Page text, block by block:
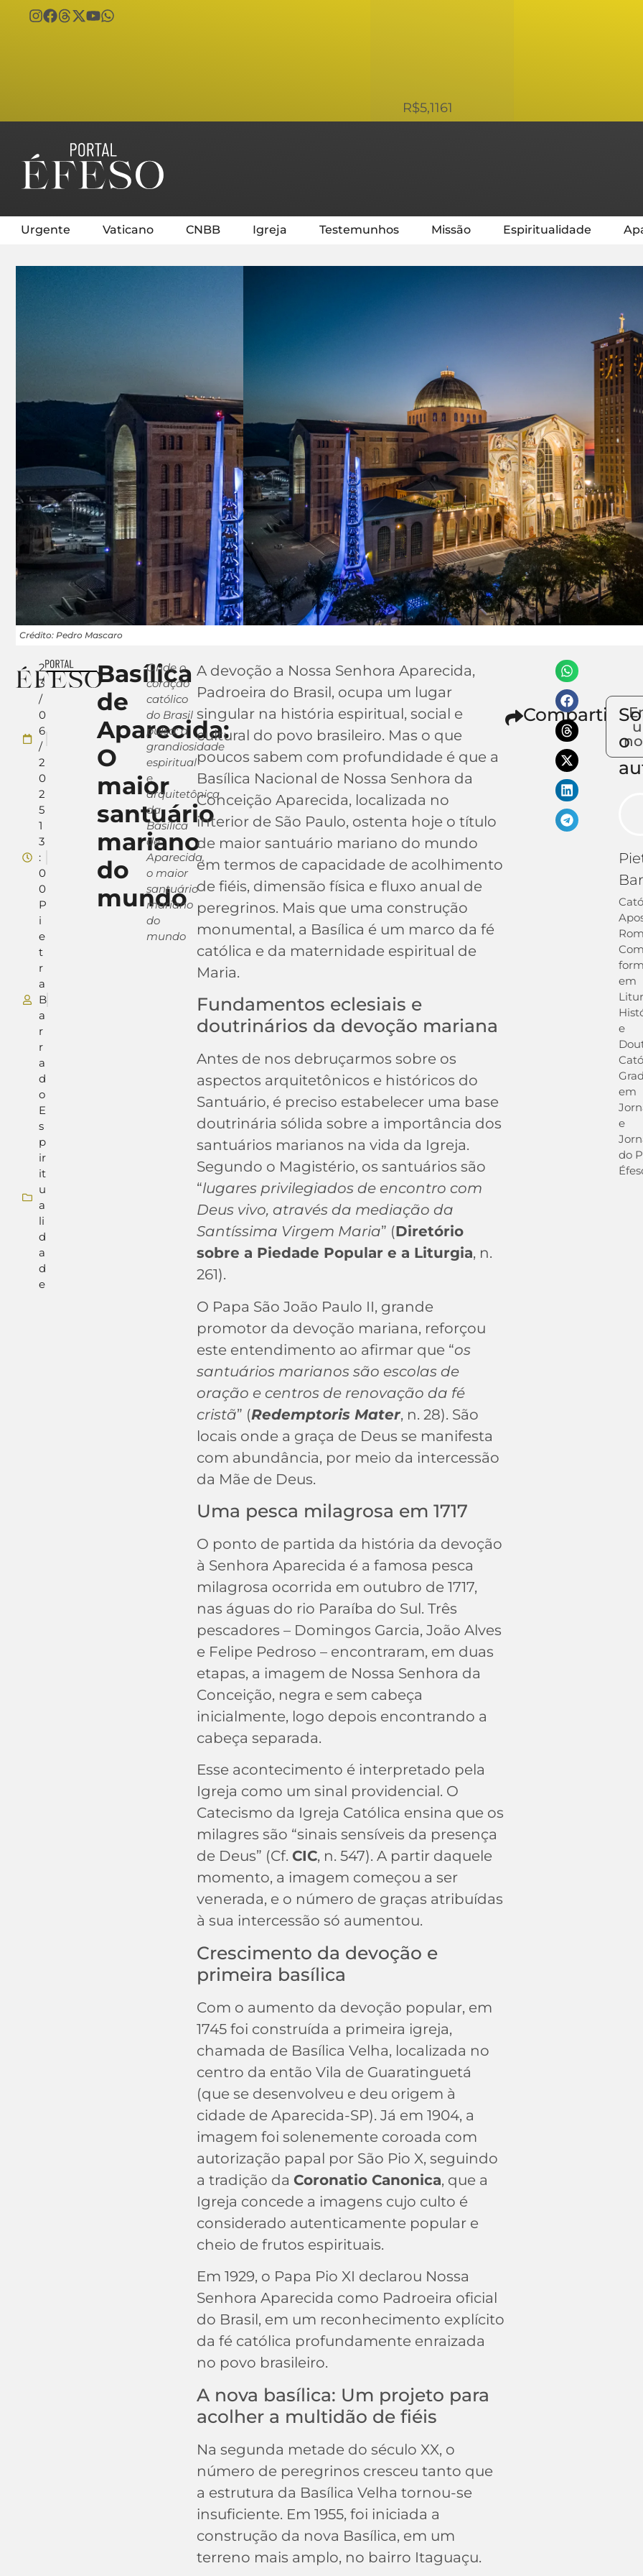
R$5,1161
Urgente Vaticano CNBB Igreja Testemunhos Missão Espiritualidade
Crédito: Pedro Mascaro
2
3
/
0
6
/
2
0
2
5
1
3
:
0
0
P
i
e
t
r
a
B
a
r
r
a
d
o
E
s
p
ir
it
u
a
li
d
a
d
e
Basílica
de
Aparecida:
O
maior
santuário
mariano
do
mundo
Onde o
coração
católico
do Brasil
pulsa: a
grandiosidade
espiritual
e
arquitetônica
da
Basílica
de
Aparecida,
o maior
santuário
mariano
do
mundo
A devoção a Nossa Senhora Aparecida,
Padroeira do Brasil, ocupa um lugar
singular na história espiritual, social e
cultural do povo brasileiro. Mas o que
poucos sabem com profundidade é que a
Basílica Nacional de Nossa Senhora da
Conceição Aparecida, localizada no
interior de São Paulo, ostenta hoje o título
de maior santuário mariano do mundo
em termos de capacidade de acolhimento
de fiéis, dimensão física e fluxo anual de
peregrinos. Mais que uma construção
monumental, a Basílica é um marco da fé
católica e da maternidade espiritual de
Maria.
Fundamentos eclesiais e
doutrinários da devoção mariana
Antes de nos debruçarmos sobre os
aspectos arquitetônicos e históricos do
Santuário, é preciso estabelecer uma base
doutrinária sólida sobre a importância dos
santuários marianos na vida da Igreja.
Segundo o Magistério, os santuários são
“lugares privilegiados de encontro com
Deus vivo, através da mediação da
Santíssima Virgem Maria” (Diretório
sobre a Piedade Popular e a Liturgia, n.
261).
O Papa São João Paulo II, grande
promotor da devoção mariana, reforçou
este entendimento ao afirmar que “os
santuários marianos são escolas de
oração e centros de renovação da fé
cristã” (Redemptoris Mater, n. 28). São
locais onde a graça de Deus se manifesta
com abundância, por meio da intercessão
da Mãe de Deus.
Uma pesca milagrosa em 1717
O ponto de partida da história da devoção
à Senhora Aparecida é a famosa pesca
milagrosa ocorrida em outubro de 1717,
nas águas do rio Paraíba do Sul. Três
pescadores – Domingos Garcia, João Alves
e Felipe Pedroso – encontraram, em duas
etapas, a imagem de Nossa Senhora da
Conceição, negra e sem cabeça
inicialmente, logo depois encontrando a
cabeça separada.
Esse acontecimento é interpretado pela
Igreja como um sinal providencial. O
Catecismo da Igreja Católica ensina que os
milagres são “sinais sensíveis da presença
de Deus” (Cf.CIC, n. 547). A partir daquele
momento, a imagem começou a ser
venerada, e o número de graças atribuídas
à sua intercessão só aumentou.
Crescimento da devoção e
primeira basílica
Com o aumento da devoção popular, em
1745 foi construída a primeira igreja,
chamada de Basílica Velha, localizada no
centro da então Vila de Guaratinguetá
(que se desenvolveu e deu origem à
cidade de Aparecida-SP). Já em 1904, a
imagem foi solenemente coroada com
autorização papal por São Pio X, seguindo
a tradição daCoronatio Canonica, que a
Igreja concede a imagens cujo culto é
considerado autenticamente popular e
cheio de frutos espirituais.
Em 1929, o Papa Pio XI declarou Nossa
Senhora Aparecida como Padroeira oficial
do Brasil, em um reconhecimento explícito
da fé católica profundamente enraizada
no povo brasileiro.
A nova basílica: Um projeto para
acolher a multidão de fiéis
Na segunda metade do século XX, o
número de peregrinos cresceu tanto que
a estrutura da Basílica Velha tornou-se
insuficiente. Em 1955, foi iniciada a
construção da nova Basílica, em um
terreno mais amplo, no bairro Itaguaçu.
Compartilhe
o
Com
em
e
em
e
do